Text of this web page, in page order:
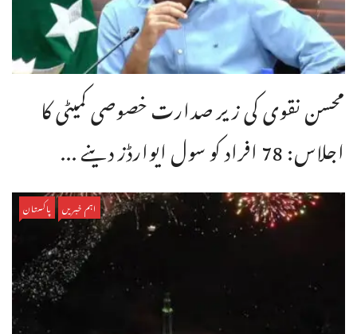
محسن نقوی کی زیر صدارت خصوصی کمیٹی کا
اجلاس: 78 افراد کو سول ایوارڈز دینے ...
اہم خبریں پاکستان